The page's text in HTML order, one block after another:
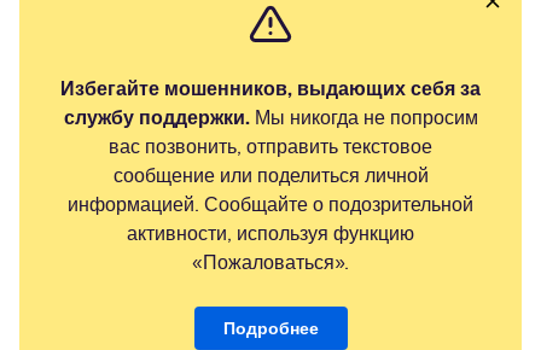
Избегайте мошенников, выдающих себя за
службу поддержки.Мы никогда не попросим
вас позвонить, отправить текстовое
сообщение или поделиться личной
информацией. Сообщайте о подозрительной
активности, используя функцию
«Пожаловаться».
Подробнее